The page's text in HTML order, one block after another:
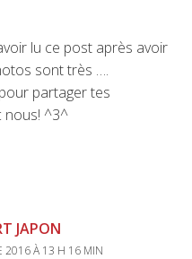
lu ce post après avoir
sont très ….
partager tes
nous! ^3^
JAPON
2016 À 13 H 16 MIN